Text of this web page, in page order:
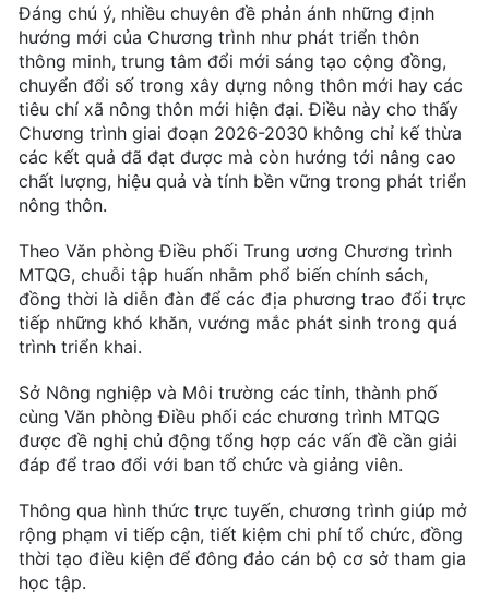
Đáng chú ý, nhiều chuyên đề phản ánh những định
hướng mới của Chương trình như phát triển thôn
thông minh, trung tâm đổi mới sáng tạo cộng đồng,
chuyển đổi số trong xây dựng nông thôn mới hay các
tiêu chí xã nông thôn mới hiện đại. Điều này cho thấy
Chương trình giai đoạn 2026-2030 không chỉ kế thừa
các kết quả đã đạt được mà còn hướng tới nâng cao
chất lượng, hiệu quả và tính bền vững trong phát triển
nông thôn.
Theo Văn phòng Điều phối Trung ương Chương trình
MTQG, chuỗi tập huấn nhằm phổ biến chính sách,
đồng thời là diễn đàn để các địa phương trao đổi trực
tiếp những khó khăn, vướng mắc phát sinh trong quá
trình triển khai.
Sở Nông nghiệp và Môi trường các tỉnh, thành phố
cùng Văn phòng Điều phối các chương trình MTQG
được đề nghị chủ động tổng hợp các vấn đề cần giải
đáp để trao đổi với ban tổ chức và giảng viên.
Thông qua hình thức trực tuyến, chương trình giúp mở
rộng phạm vi tiếp cận, tiết kiệm chi phí tổ chức, đồng
thời tạo điều kiện để đông đảo cán bộ cơ sở tham gia
học tập.